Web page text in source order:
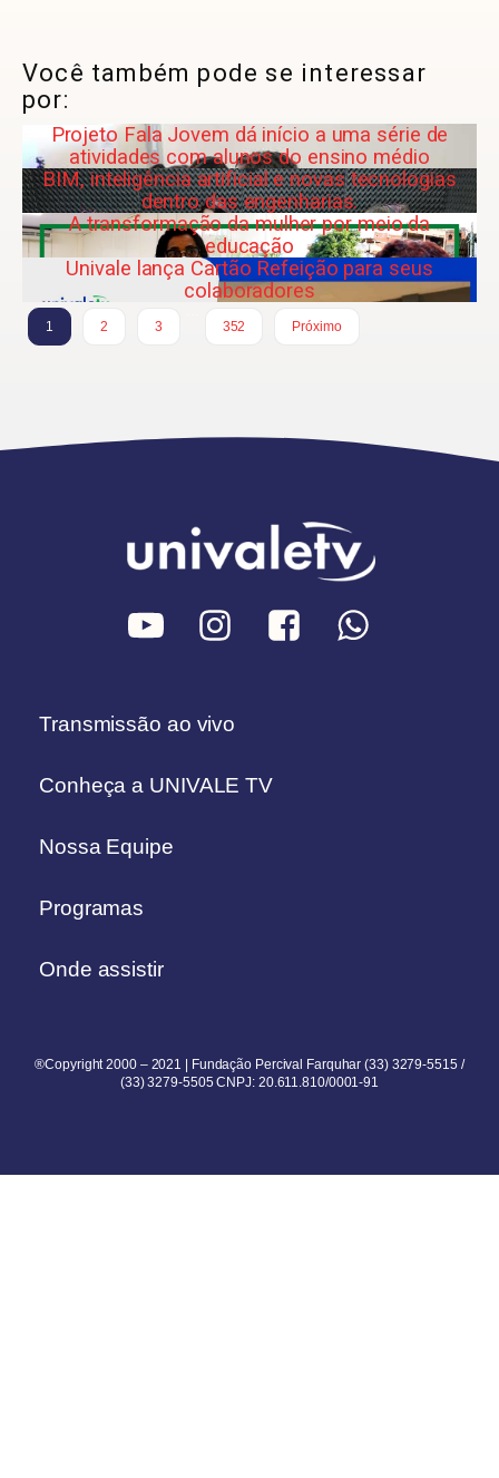
Você também pode se interessar
por:
Projeto Fala Jovem dá início a uma série de
atividades com alunos do ensino médio
BIM, inteligência artificial e novas tecnologias
dentro das engenharias.
A transformação da mulher por meio da
educação
Univale lança Cartão Refeição para seus
colaboradores
1 2 3
352
Próximo
Transmissão ao vivo
Conheça a UNIVALE TV
Nossa Equipe
Programas
Onde assistir
®Copyright 2000 – 2021 | Fundação Percival Farquhar (33) 3279-5515 /
(33) 3279-5505 CNPJ: 20.611.810/0001-91